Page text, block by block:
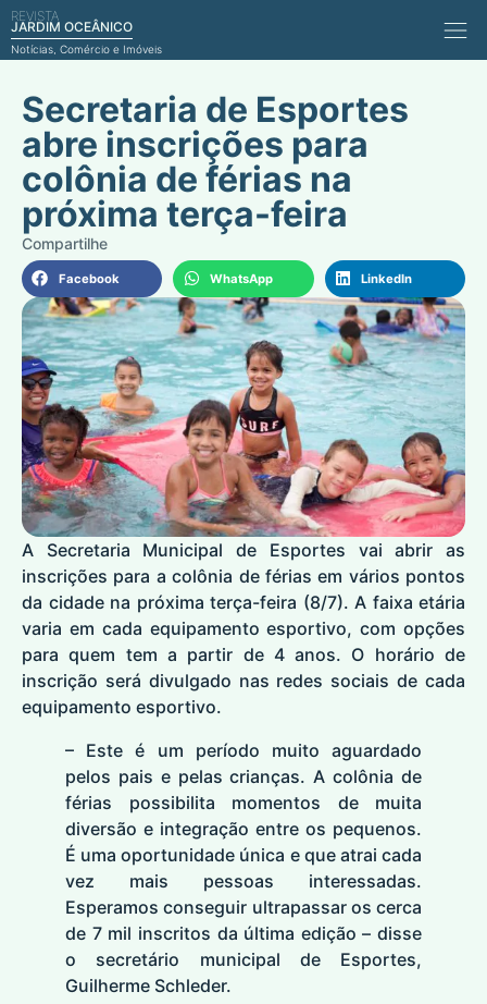
REVISTA
JARDIM OCEÂNICO
Notícias, Comércio e Imóveis
Secretaria de Esportes
abre inscrições para
colônia de férias na
próxima terça-feira
Facebook WhatsApp LinkedIn
A Secretaria Municipal de Esportes vai abrir as
inscrições para a colônia de férias em vários pontos
da cidade na próxima terça-feira (8/7). A faixa etária
varia em cada equipamento esportivo, com opções
para quem tem a partir de 4 anos. O horário de
inscrição será divulgado nas redes sociais de cada
equipamento esportivo.
– Este é um período muito aguardado
pelos pais e pelas crianças. A colônia de
férias possibilita momentos de muita
diversão e integração entre os pequenos.
É uma oportunidade única e que atrai cada
vez mais pessoas interessadas.
Esperamos conseguir ultrapassar os cerca
de 7 mil inscritos da última edição – disse
o secretário municipal de Esportes,
Guilherme Schleder.